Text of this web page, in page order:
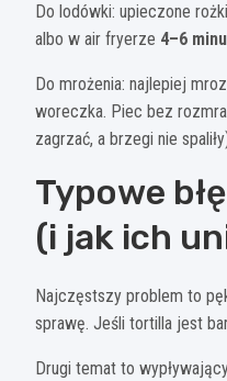
Do lodówki: upieczone
albo w air fryerze 4–6
Do mrożenia: najlepiej
woreczka. Piec bez
zagrzać, a brzegi nie
Typowe
(i jak ich
Najczęstszy problem to
sprawę. Jeśli tortilla jest
Drugi temat to